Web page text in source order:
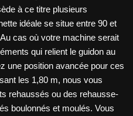
à ce titre plusieurs
idéale se situe entre 90 et
cas où votre machine serait
qui relient le guidon au
une position avancée pour ces
les 1,80 m, nous vous
rehaussés ou des rehausse-
boulonnés et moulés. Vous